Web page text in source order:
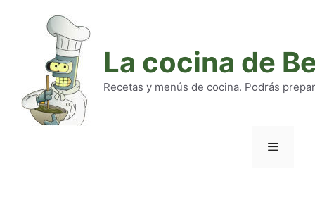
La cocina de
Recetas y menús de cocina. Podrás